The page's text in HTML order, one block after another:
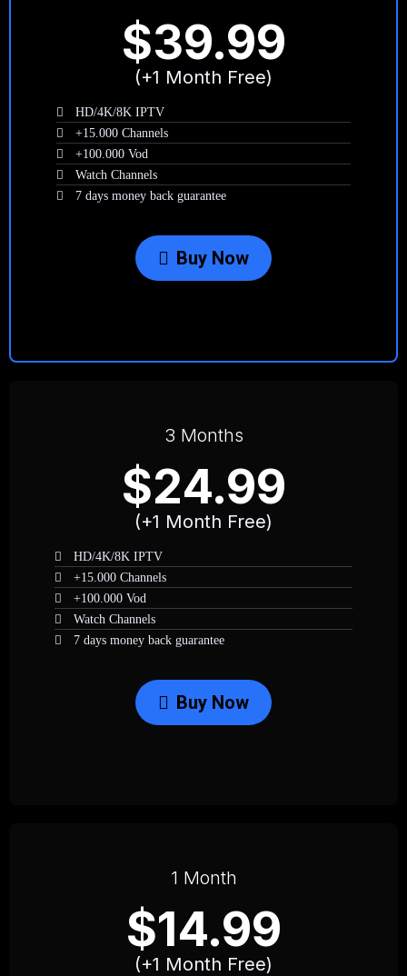
$39.99
(+1 Month Free)
HD/4K/8K IPTV
+15.000 Channels
+100.000 Vod
Watch Channels
7 days money back guarantee
Buy Now
3 Months
$24.99
(+1 Month Free)
HD/4K/8K IPTV
+15.000 Channels
+100.000 Vod
Watch Channels
7 days money back guarantee
Buy Now
1 Month
$14.99
(+1 Month Free)